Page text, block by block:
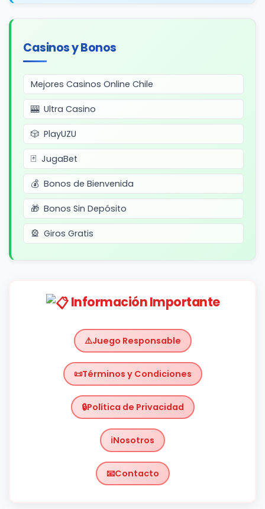
Casinos y Bonos
Mejores Casinos Online Chile
Ultra Casino
PlayUZU
JugaBet
Bonos de Bienvenida
Bonos Sin Depósito
Giros Gratis
Información Importante
Juego Responsable
Términos y Condiciones
Política de Privacidad
Nosotros
Contacto